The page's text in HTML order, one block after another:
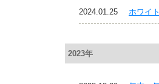
2024.01.25 ホワイ
2023年